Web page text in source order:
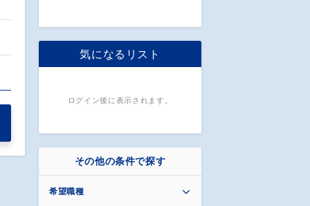
気になるリスト
ログイン後に表示されます。
その他の条件で探す
希望職種